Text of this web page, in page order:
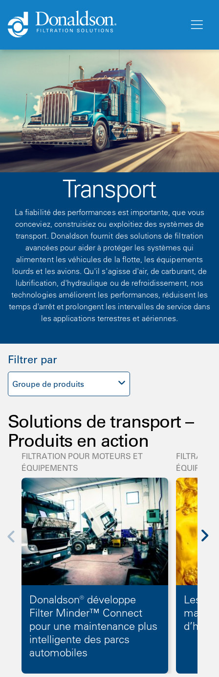
Transport
La fiabilité des performances est importante, que vous
conceviez, construisiez ou exploitiez des systèmes de
transport. Donaldson fournit des solutions de filtration
avancées pour aider à protéger les systèmes qui
alimentent les véhicules de la flotte, les équipements
lourds et les avions. Qu'il s'agisse d'air, de carburant, de
lubrification, d'hydraulique ou de refroidissement, nos
technologies améliorent les performances, réduisent les
temps d'arrêt et prolongent les intervalles de service dans
les applications terrestres et aériennes.
Filtrer par
Groupe de produits
Solutions de transport –
Produits en action
FILTRATION POUR MOTEURS ET
ÉQUIPEMENTS
Donaldson® développe
Filter Minder™ Connect
pour une maintenance plus
intelligente des parcs
automobiles
Les